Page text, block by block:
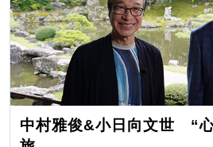
中村雅俊&小日向文世 “